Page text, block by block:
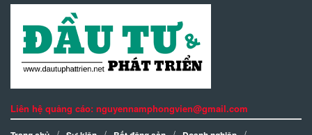
Liên hệ quảng cáo: nguyennamphongvien@gmail.com